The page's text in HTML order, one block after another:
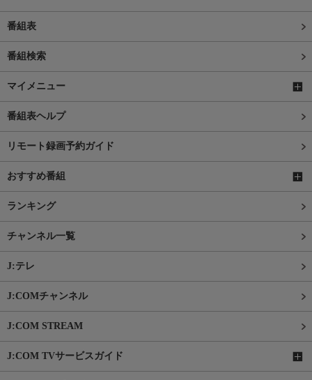
番組表
番組検索
マイメニュー
番組表ヘルプ
リモート録画予約ガイド
おすすめ番組
ランキング
チャンネル一覧
J:テレ
J:COMチャンネル
J:COM STREAM
J:COM TVサービスガイド